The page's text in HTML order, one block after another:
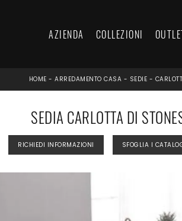
AZIENDA COLLEZIONI
HOME - ARREDAMENTO CASA - SEDIE -
SEDIA CARLOTTA DI
RICHIEDI INFORMAZIONI SFOGLIA I